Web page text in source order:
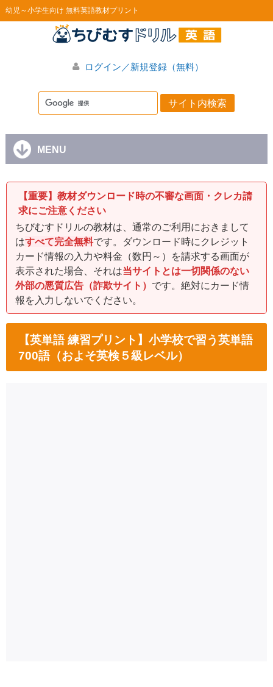
幼児～小学生向け 無料英語教材プリント
ログイン／新規登録（無料）
MENU
【重要】教材ダウンロード時の不審な画面・クレカ請
求にご注意ください
ちびむすドリルの教材は、通常のご利用におきまして
はすべて完全無料です。ダウンロード時にクレジット
カード情報の入力や料金（数円～）を請求する画面が
表示された場合、それは当サイトとは一切関係のない
外部の悪質広告（詐欺サイト） です。絶対にカード情
報を入力しないでください。
【英単語 練習プリント】小学校で習う英単語
700語（およそ英検５級レベル）